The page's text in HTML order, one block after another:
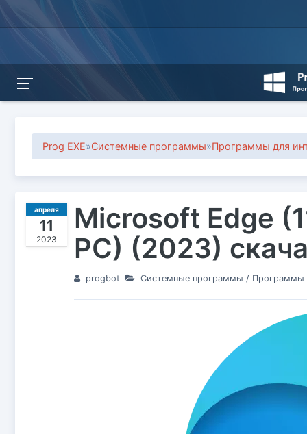
Prog EXE»Системные программы»Программы для
апреля
11
2023
Microsoft Edge
PC) (2023)
progbot Системные программы / Программы